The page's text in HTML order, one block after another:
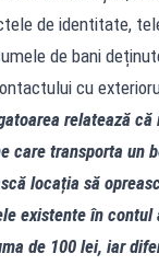
de identitate,
de bani
cu
relatează că
care transporta un
locația să
existente în
de 100 lei, iar